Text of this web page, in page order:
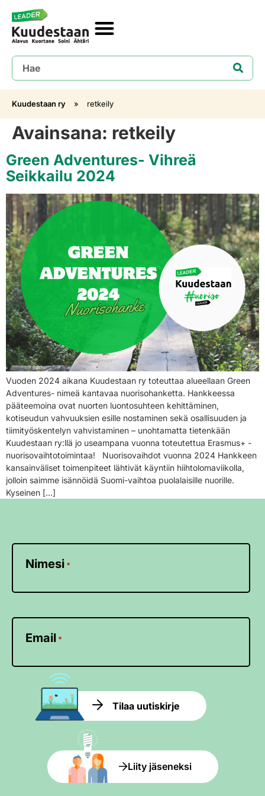
Kuudestaan ry » retkeily
Avainsana: retkeily
Green Adventures- Vihreä
Seikkailu 2024
Vuoden 2024 aikana Kuudestaan ry toteuttaa alueellaan Green
Adventures- nimeä kantavaa nuorisohanketta. Hankkeessa
pääteemoina ovat nuorten luontosuhteen kehittäminen,
kotiseudun vahvuuksien esille nostaminen sekä osallisuuden ja
tiimityöskentelyn vahvistaminen – unohtamatta tietenkään
Kuudestaan ry:llä jo useampana vuonna toteutettua Erasmus+ -
nuorisovaihtotoimintaa! Nuorisovaihdot vuonna 2024 Hankkeen
kansainväliset toimenpiteet lähtivät käyntiin hiihtolomaviikolla,
jolloin saimme isännöidä Suomi-vaihtoa puolalaisille nuorille.
Kyseinen […]
Nimesi *
Email *
Tilaa uutiskirje
Liity jäseneksi